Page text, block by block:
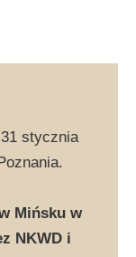
stycznia
Mińsku w
NKWD i